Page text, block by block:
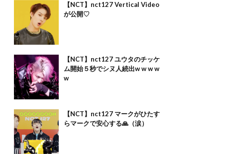
【NCT】nct127 Vertical Video
が公開♡
【NCT】nct127 ユウタのチッケ
ム開始５秒でシヌ人続出w w w w
w
【NCT】nct127 マークがひたす
らマークで安心する🙏（涙）